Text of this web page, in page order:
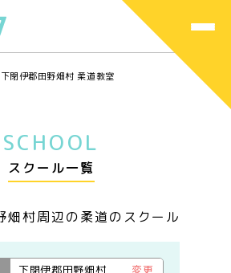
下閉伊郡田野畑村 柔道教室
SCHOOL
スクール一覧
畑村周辺の柔道のスクール
下閉伊郡田野畑村
変更